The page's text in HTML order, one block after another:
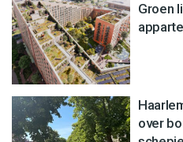
Groen
over